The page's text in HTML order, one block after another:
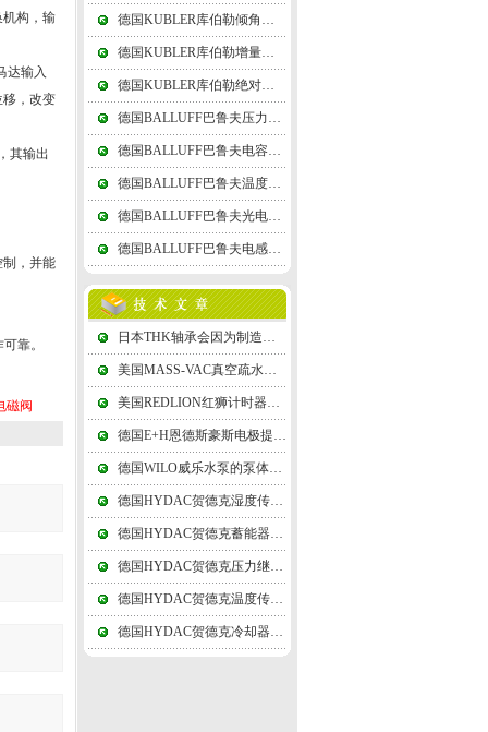
机构，输
达输入
移，改变
其输出
制，并能
靠。
磁阀
德国KUBLER库伯勒倾角仪精密角度测量是几何量测量的一个重要项目
德国KUBLER库伯勒增量式编码器在增减借助后部的判向电路和计数器来实现
德国KUBLER库伯勒绝对值编码器可以在单圈编码的基础上再增加圈数的编码
德国BALLUFF巴鲁夫压力传感器其中55、60度的划分属于功能性的，俗称管圆
德国BALLUFF巴鲁夫电容式传感器利用连接传感器和电子线路的引线电缆电容
德国BALLUFF巴鲁夫温度传感器测温可以用辐射法和比色法
德国BALLUFF巴鲁夫光电传感器在接收器一个槽的两侧组成槽形光电
德国BALLUFF巴鲁夫电感式传感器次级绕组用差动形式连接，故称差动变压器式
日本THK轴承会因为制造精度，材料均匀程度的差异
美国MASS-VAC真空疏水阀靠工作压力推开阀片，凝结水又继续排放,循环工作
美国REDLION红狮计时器接正极的放电针和墨粉纸盘到接负极的纸盘轴
德国E+H恩德斯豪斯电极提供电子交换的场所，实际应用时可采用任何惰性金属
德国WILO威乐水泵的泵体是采用水平接缝进行装配的
德国HYDAC贺德克湿度传感器测温精度须足±0.3℃以上，起码是±0.5℃的
德国HYDAC贺德克蓄能器的隔膜体积变化量小，常用于吸收压力脉动
德国HYDAC贺德克压力继电器启闭时，有两个液压泵，高压小流量泵
德国HYDAC贺德克温度传感器辐射测温技术逐渐由可见光向红外线扩展
德国HYDAC贺德克冷却器由筒体上的接管进口，顺序经各折流通道